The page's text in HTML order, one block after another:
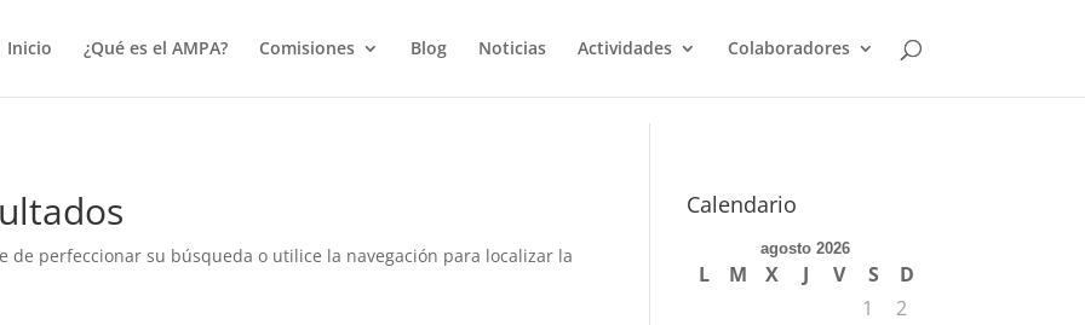
Inicio
¿Qué es el AMPA? Comisiones Blog Noticias Actividades Colaboradores
de perfeccionar su búsqueda o utilice la navegación para localizar la
Calendario
agosto 2026
L M X J V S
D
1
2